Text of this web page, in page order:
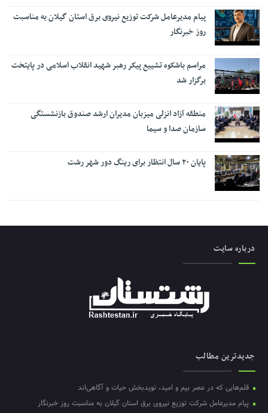
پیام مدیرعامل شرکت توزیع نیروی برق استان گیلان به مناسبت
روز خبرنگار ‌
مراسم باشکوه تشییع پیکر رهبر شهید انقلاب اسلامی در پایتخت
برگزار شد
منطقه آزاد انزلی میزبان مدیران ارشد صندوق بازنشستگی
سازمان صدا و سیما
پایان ۲۰ سال انتظار برای رینگ دور شهر رشت
درباره سایت
جدیدترین مطالب
قلم‌هایی که در عصر بیم و امید، نویدبخش حیات و آگاهی‌اند
پیام مدیرعامل شرکت توزیع نیروی برق استان گیلان به مناسبت روز خبرنگار ‌